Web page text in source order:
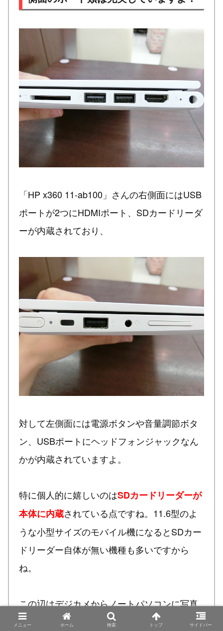
「HP x360 11-ab100」さんの右側面にはUSB
ポートが2つにHDMIポート、SDカードリーダ
ーが内蔵されており、
対して左側面には電源ボタンや音量調節ボタ
ン、USBポートにヘッドフォンジャックなん
かが内蔵されていますよ。
特に個人的に嬉しいのはSDカードリーダーが
本体に内蔵されている点ですね。11.6型のよ
うな小型サイズのモバイル機になるとSDカー
ドリーダー自体が無い機種も多いですから
ね。
この辺はデジカメからノートパソコンに写真
を取り込む機会の多い自分にとっては地味に
メニュー ホーム 検索 トップ サイドバー